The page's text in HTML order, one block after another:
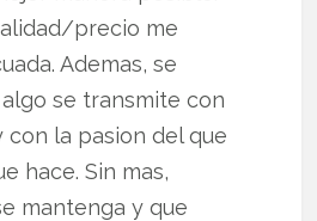
precio me
Ademas, se
se transmite con
con la pasion del que
hace. Sin mas,
mantenga y que